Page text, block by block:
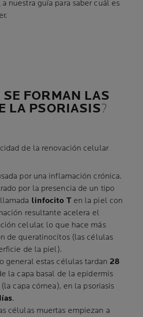
a nuestra guía para saber cuál es
SE FORMAN LAS
LA PSORIASIS?
de la renovación celular
por una inflamación crónica.
por la presencia de un tipo
linfocito Ten la piel con
resultante acelera el
celular, lo que hace más
de queratinocitos (las células
de la piel).
general estas células tardan 28
la capa basal de la epidermis
capa córnea), en la psoriasis
.
células muertas empiezan a